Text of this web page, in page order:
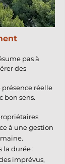
pas à
des
présence réelle
bon sens.
à une gestion
la durée :
imprévus,